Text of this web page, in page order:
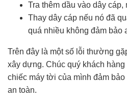
Tra thêm dầu vào dây cáp,
Thay dây cáp nếu nó đã
quá nhiều không đảm bảo
Trên đây là một số lỗi thường
xây dựng. Chúc quý khách
chiếc máy tời của mình đảm
an toàn.